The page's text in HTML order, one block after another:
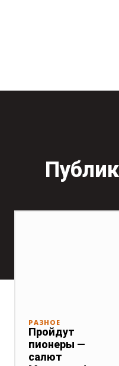
РАЗНОЕ
Пройдут
пионеры —
салют